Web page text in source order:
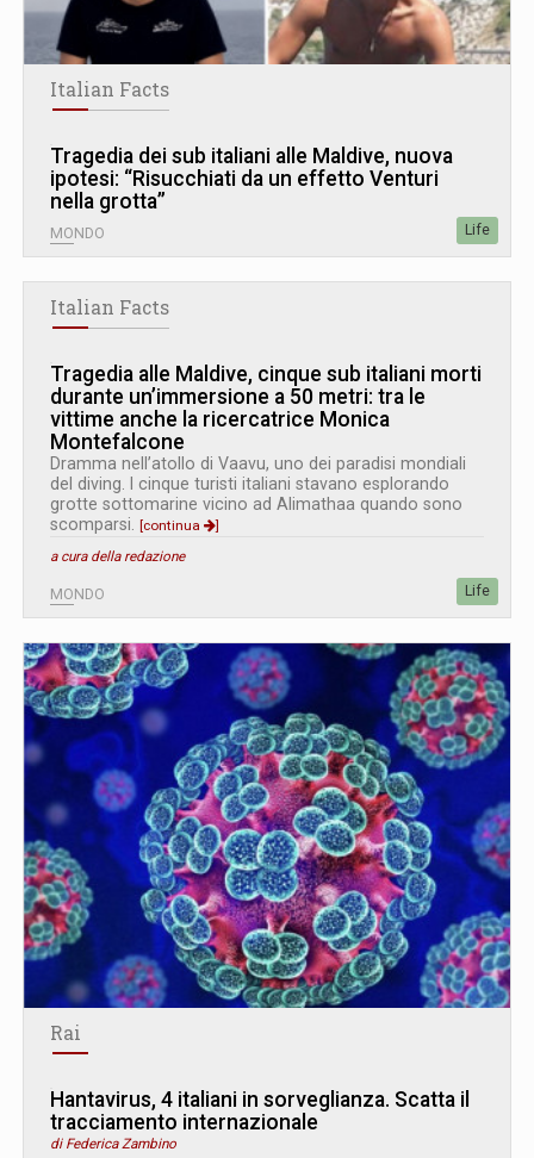
Italian Facts
Tragedia dei sub italiani alle Maldive, nuova
ipotesi: “Risucchiati da un effetto Venturi
nella grotta”
MONDO Life
Italian Facts
Tragedia alle Maldive, cinque sub italiani morti
durante un’immersione a 50 metri: tra le
vittime anche la ricercatrice Monica
Montefalcone
Dramma nell’atollo di Vaavu, uno dei paradisi mondiali
del diving. I cinque turisti italiani stavano esplorando
grotte sottomarine vicino ad Alimathaa quando sono
scomparsi. [continua
]
a cura della redazione
MONDO Life
Rai
Hantavirus, 4 italiani in sorveglianza. Scatta il
tracciamento internazionale
di Federica Zambino